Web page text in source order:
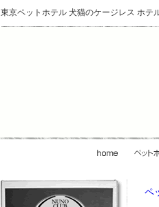
東京ペットホテル 犬猫のケージレス ホテ
ペ